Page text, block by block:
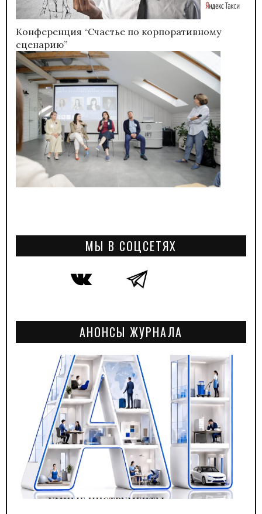
Конференция “Счастье по корпоративному
сценарию”
МЫ В СОЦСЕТЯХ
АНОНСЫ ЖУРНАЛА